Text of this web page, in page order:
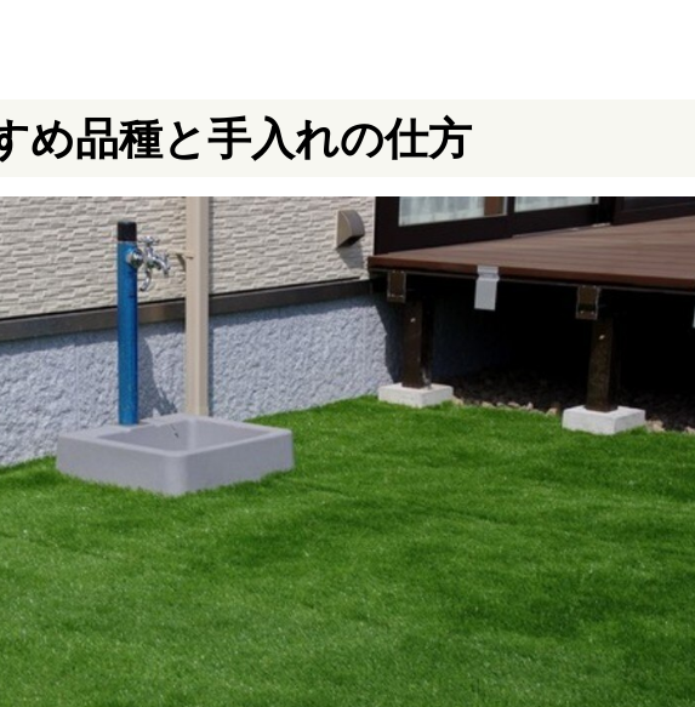
め品種と手入れの仕方